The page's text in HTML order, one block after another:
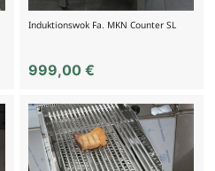
Induktionswok Fa. MKN Counter SL
999,00€